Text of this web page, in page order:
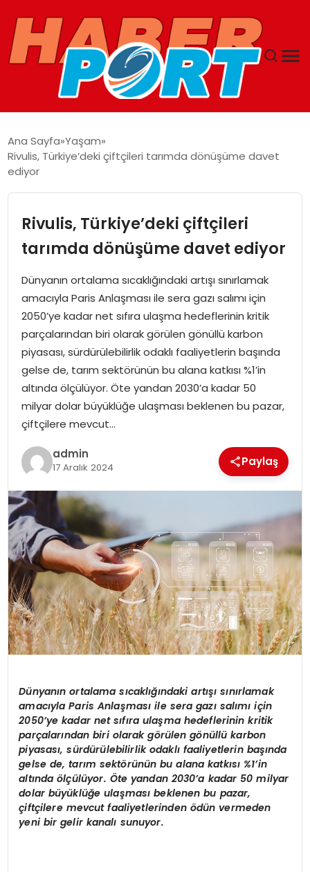
GUNCEL
SPOR
MAGAZIN
SPOR
EĞITIM
OTOMOBIL
TEKNOLOJI
EKONOMI
Ana Sayfa Yaşam
Rivulis, Türkiye’deki çiftçileri tarımda dönüşüme davet
ediyor
Rivulis, Türkiye’deki çiftçileri
tarımda dönüşüme davet ediyor
Dünyanın ortalama sıcaklığındaki artışı sınırlamak
amacıyla Paris Anlaşması ile sera gazı salımı için
2050’ye kadar net sıfıra ulaşma hedeflerinin kritik
parçalarından biri olarak görülen gönüllü karbon
piyasası, sürdürülebilirlik odaklı faaliyetlerin başında
gelse de, tarım sektörünün bu alana katkısı %1’in
altında ölçülüyor. Öte yandan 2030’a kadar 50
milyar dolar büyüklüğe ulaşması beklenen bu pazar,
çiftçilere mevcut…
admin
17 Aralık 2024 Paylaş
Dünyanın ortalama sıcaklığındaki artışı sınırlamak
amacıyla Paris Anlaşmasıile sera gazı salımı için
2050’ye kadar net sıfıra ulaşma hedeflerinin kritik
parçalarından biri olarak görülen gönüllü karbon
piyasası, sürdürülebilirlik odaklı faaliyetlerin başında
gelse de, tarım sektörünün bu alana katkısı %1’in
altındaölçülüyor. Öte yandan 2030’a kadar 50 milyar
dolar büyüklüğe ulaşması beklenen bu pazar,
çiftçilere mevcut faaliyetlerinden ödün vermeden
yeni bir gelir kanalı sunuyor.